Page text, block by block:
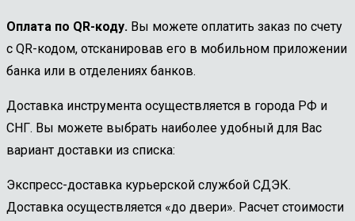
Оплата по QR-коду. Вы можете оплатить заказ по счету
с QR-кодом, отсканировав его в мобильном приложении
банка или в отделениях банков.
Доставка инструмента осуществляется в города РФ и
СНГ. Вы можете выбрать наиболее удобный для Вас
вариант доставки из списка:
Экспресс-доставка курьерской службой СДЭК.
Доставка осуществляется «до двери». Расчет стоимости